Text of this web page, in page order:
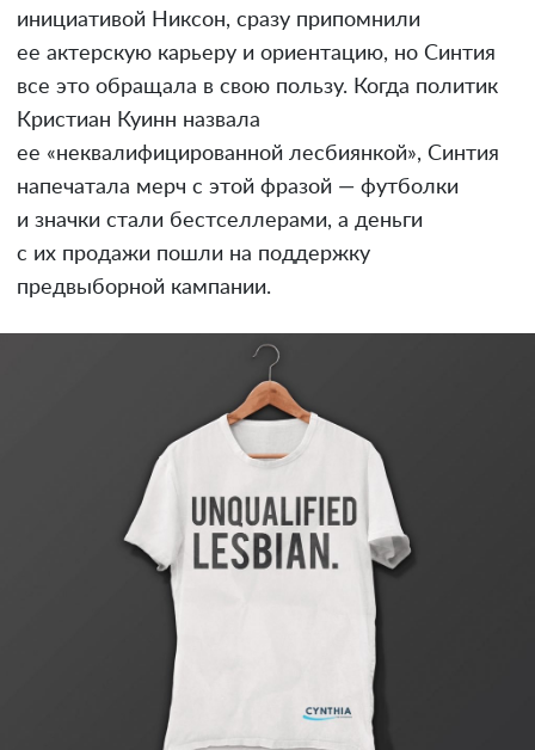
инициативой Никсон, сразу припомнили
ее актерскую карьеру и ориентацию, но Синтия
все это обращала в свою пользу. Когда политик
Кристиан Куинн назвала
ее «неквалифицированной лесбиянкой», Синтия
напечатала мерч с этой фразой — футболки
и значки стали бестселлерами, а деньги
с их продажи пошли на поддержку
предвыборной кампании.